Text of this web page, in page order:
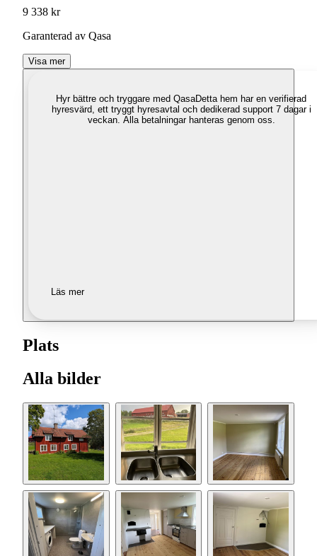
9 338 kr
Garanterad av Qasa
Visa mer
Hyr bättre och tryggare med QasaDetta hem har en verifierad
hyresvärd, ett tryggt hyresavtal och dedikerad support 7 dagar i
veckan. Alla betalningar hanteras genom oss.
Läs mer
Plats
Alla bilder